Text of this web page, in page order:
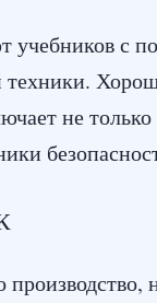
учебников с
техники.
не только